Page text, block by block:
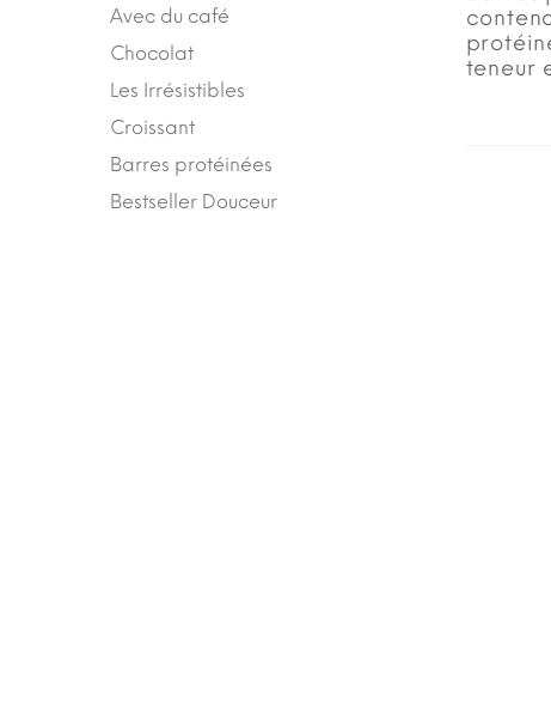
Avec du café
Chocolat
Les Irrésistibles
Croissant
Barres protéinées
Bestseller Douceur
teneur